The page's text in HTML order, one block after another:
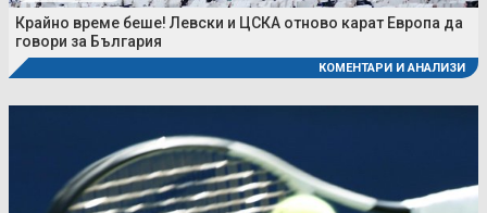
Крайно време беше! Левски и ЦСКА отново карат Европа да
говори за България
КОМЕНТАРИ И АНАЛИЗИ